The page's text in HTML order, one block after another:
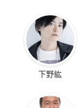
下野紘